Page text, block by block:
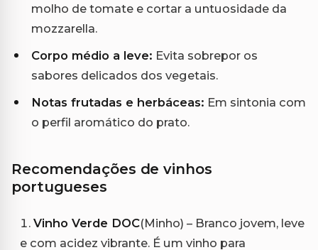
molho de tomate e cortar a untuosidade da
mozzarella.
Corpo médio a leve: Evita sobrepor os
sabores delicados dos vegetais.
Notas frutadas e herbáceas: Em sintonia com
o perfil aromático do prato.
Recomendações de vinhos
portugueses
Vinho Verde DOC(Minho) – Branco jovem, leve
e com acidez vibrante. É um vinho para